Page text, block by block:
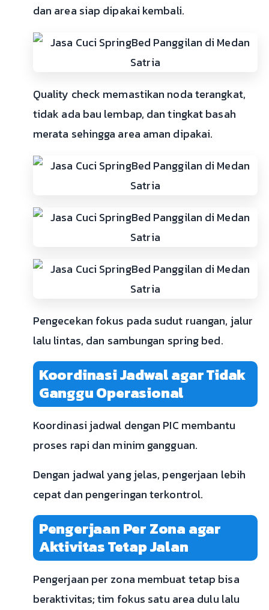
dan area siap dipakai kembali.
Quality check memastikan noda terangkat,
tidak ada bau lembap, dan tingkat basah
merata sehingga area aman dipakai.
Pengecekan fokus pada sudut ruangan, jalur
lalu lintas, dan sambungan spring bed.
Koordinasi Jadwal agar Tidak
Ganggu Operasional
Koordinasi jadwal dengan PIC membantu
proses rapi dan minim gangguan.
Dengan jadwal yang jelas, pengerjaan lebih
cepat dan pengeringan terkontrol.
Pengerjaan Per Zona agar
Aktivitas Tetap Jalan
Pengerjaan per zona membuat tetap bisa
beraktivitas; tim fokus satu area dulu lalu